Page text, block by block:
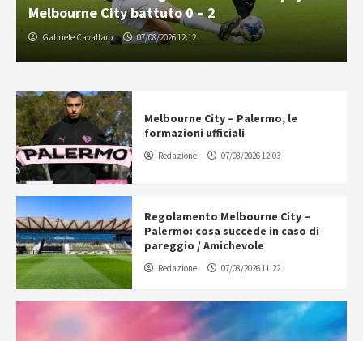
Melbourne City battuto 0 – 2
Gabriele Cavallaro 07/08/2026 12:12
Melbourne City – Palermo, le
formazioni ufficiali
Redazione 07/08/2026 12:03
Regolamento Melbourne City –
Palermo: cosa succede in caso di
pareggio / Amichevole
Redazione 07/08/2026 11:22